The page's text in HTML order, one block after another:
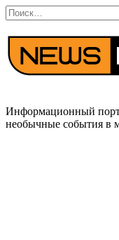
Перейти
к
содержанию
Search
for:
Информационный
необычные события в